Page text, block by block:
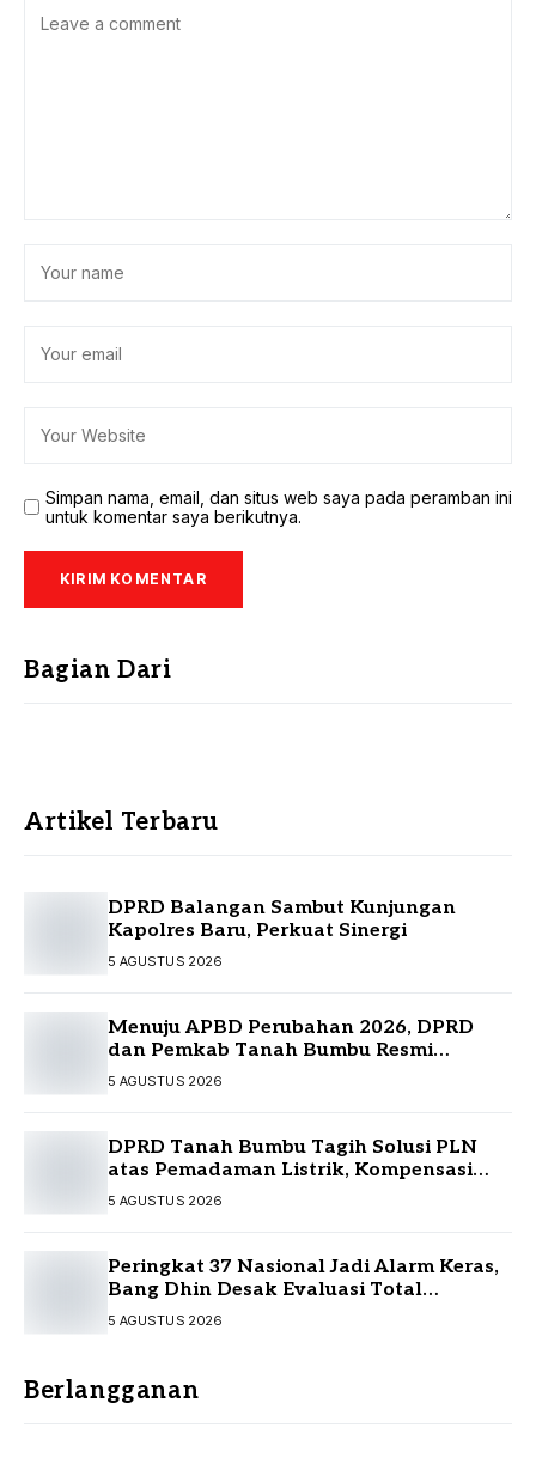
Simpan nama, email, dan situs web saya pada peramban ini
untuk komentar saya berikutnya.
Bagian Dari
Artikel Terbaru
DPRD Balangan Sambut Kunjungan
Kapolres Baru, Perkuat Sinergi
5 AGUSTUS 2026
Menuju APBD Perubahan 2026, DPRD
dan Pemkab Tanah Bumbu Resmi
Sepakati KUA-PPAS
5 AGUSTUS 2026
DPRD Tanah Bumbu Tagih Solusi PLN
atas Pemadaman Listrik, Kompensasi
Pelanggan Belum Diputuskan
5 AGUSTUS 2026
Peringkat 37 Nasional Jadi Alarm Keras,
Bang Dhin Desak Evaluasi Total
Pelayanan Investasi Kalsel
5 AGUSTUS 2026
Berlangganan